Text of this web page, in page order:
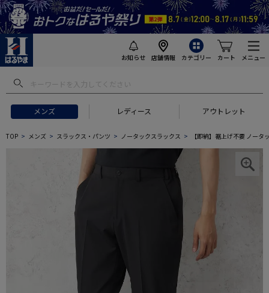
お知らせ 店舗情報 カテゴリー カート メニュー
メンズ レディース アウトレット
TOP メンズ スラックス・パンツ ノータックスラックス 【即納】裾上げ不要 ノー